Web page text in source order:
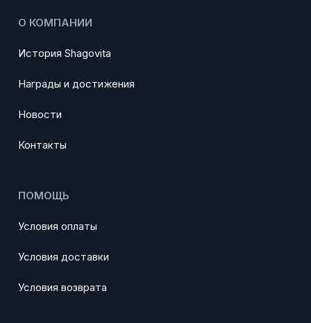
О КОМПАНИИ
История Shagovita
Награды и достижения
Новости
Контакты
ПОМОЩЬ
Условия оплаты
Условия доставки
Условия возврата